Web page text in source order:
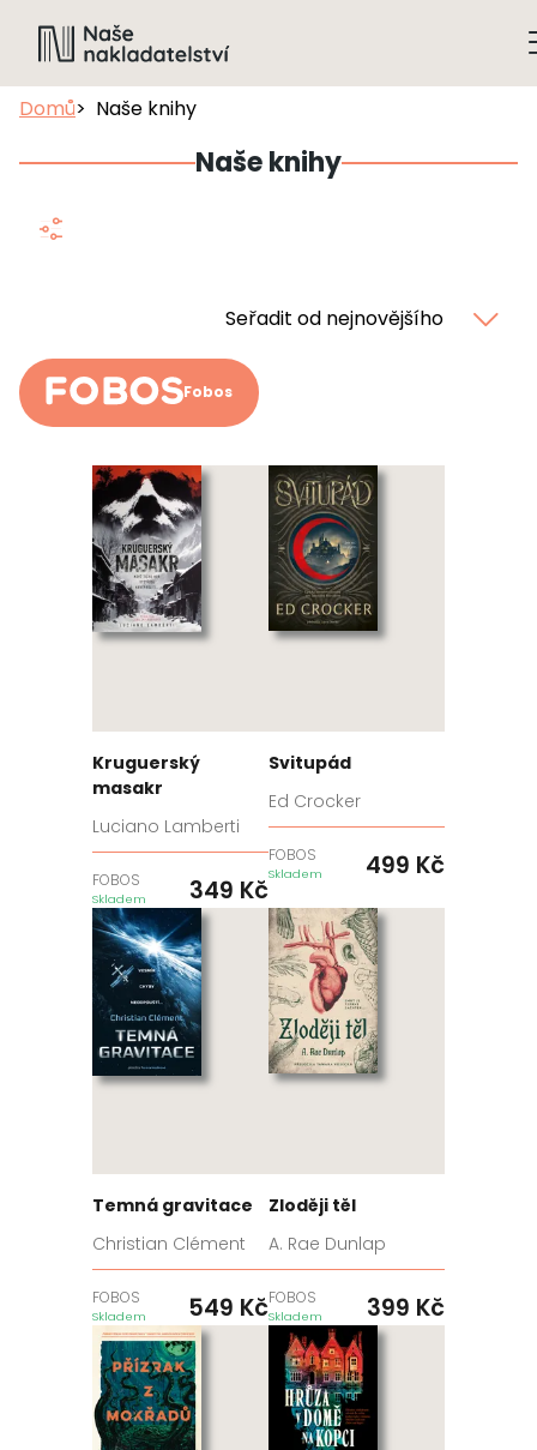
Domů Naše knihy
Naše knihy
Seřadit od nejnovějšího
Fobos
Kruguerský
masakr
Luciano Lamberti
FOBOS
Skladem 349 Kč
Svitupád
Ed Crocker
FOBOS
Skladem 499 Kč
Temná gravitace
Christian Clément
FOBOS
Skladem 549 Kč
Zloději těl
A. Rae Dunlap
FOBOS
Skladem 399 Kč